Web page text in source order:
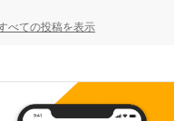
べての投稿を表示